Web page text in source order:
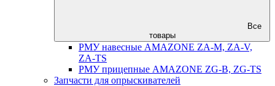
Все
товары
РМУ навесные AMAZONE ZA-M, ZA-V,
ZA-TS
РМУ прицепные AMAZONE ZG-B, ZG-TS
Запчасти для опрыскивателей